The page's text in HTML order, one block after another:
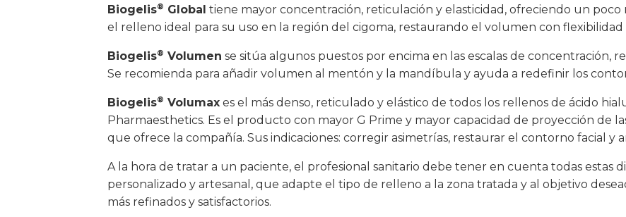
Biogelis® Global tiene mayor concentración, reticulación y elasticidad, ofreciendo un poco
el relleno ideal para su uso en la región del cigoma, restaurando el volumen con
Biogelis® Volumen se sitúa algunos puestos por encima en las escalas de concentración,
Se recomienda para añadir volumen al mentón y la mandíbula y ayuda a redefinir los
Biogelis® Volumax es el más denso, reticulado y elástico de todos los rellenos de ácido
Pharmaesthetics. Es el producto con mayor G Prime y mayor capacidad de proyección de
que ofrece la compañía. Sus indicaciones: corregir asimetrías, restaurar el contorno facial y
A la hora de tratar a un paciente, el profesional sanitario debe tener en cuenta todas estas
personalizado y artesanal, que adapte el tipo de relleno a la zona tratada y al objetivo
más refinados y satisfactorios.